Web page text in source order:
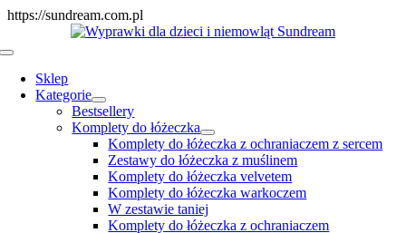
https://sundream.com.pl
to
Toggle
Navigation
Sklep
Kategorie
Bestsellery
Komplety do łóżeczka
Komplety do łóżeczka z ochraniaczem z sercem
Zestawy do łóżeczka z muślinem
Komplety do łóżeczka velvetem
Komplety do łóżeczka warkoczem
W zestawie taniej
Komplety do łóżeczka z ochraniaczem